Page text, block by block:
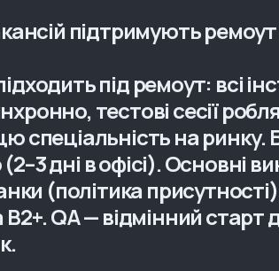
підтримують
під ремоут: всі
тестові сесії
спеціальність на ринку.
дні в офісі). Основні
(політика
B2+. QA — відмінний